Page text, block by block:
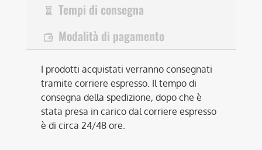
Tempi di consegna
Modalità di pagamento
I prodotti acquistati verranno consegnati
tramite corriere espresso. Il tempo di
consegna della spedizione, dopo che è
stata presa in carico dal corriere espresso
è di circa 24/48 ore.